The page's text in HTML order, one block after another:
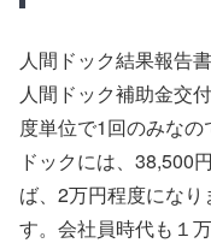
人間ドック結果報告
人間ドック補助金交
度単位で1回のみな
ドックには、38,500
ば、2万円程度にな
す。会社員時代も１